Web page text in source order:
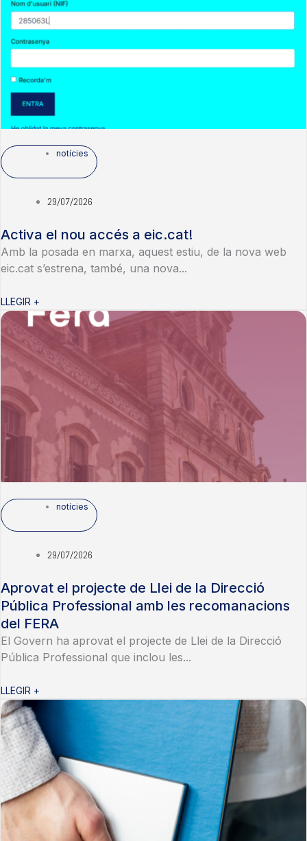
notícies
29/07/2026
Activa el nou accés a eic.cat!
Amb la posada en marxa, aquest estiu, de la nova web
eic.cat s’estrena, també, una nova...
LLEGIR +
notícies
29/07/2026
Aprovat el projecte de Llei de la Direcció
Pública Professional amb les recomanacions
del FERA
El Govern ha aprovat el projecte de Llei de la Direcció
Pública Professional que inclou les...
LLEGIR +